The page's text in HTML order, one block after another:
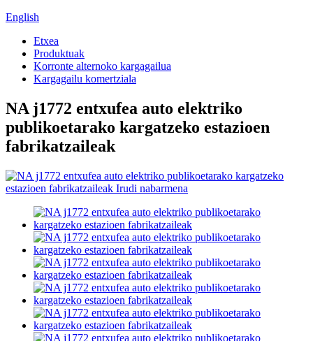
English
Etxea
Produktuak
Korronte alternoko kargagailua
Kargagailu komertziala
NA j1772 entxufea auto elektriko
publikoetarako kargatzeko estazioen
fabrikatzaileak